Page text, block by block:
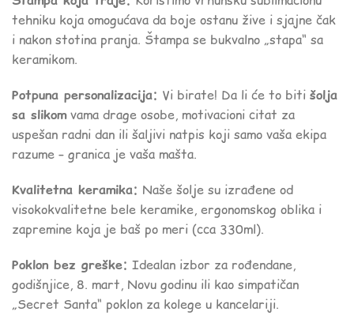
tehniku koja omogućava da boje ostanu žive i sjajne čak
i nakon stotina pranja. Štampa se bukvalno „stapa“ sa
keramikom.
Potpuna personalizacija: Vi birate! Da li će to biti šolja
sa slikomvama drage osobe, motivacioni citat za
uspešan radni dan ili šaljivi natpis koji samo vaša ekipa
razume – granica je vaša mašta.
Kvalitetna keramika: Naše šolje su izrađene od
visokokvalitetne bele keramike, ergonomskog oblika i
zapremine koja je baš po meri (cca 330ml).
Poklon bez greške: Idealan izbor za rođendane,
godišnjice, 8. mart, Novu godinu ili kao simpatičan
„Secret Santa“ poklon za kolege u kancelariji.